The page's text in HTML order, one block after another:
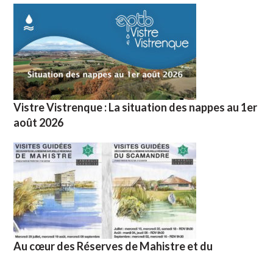
Vistre Vistrenque : La situation des nappes au 1er
août 2026
Au cœur des Réserves de Mahistre et du